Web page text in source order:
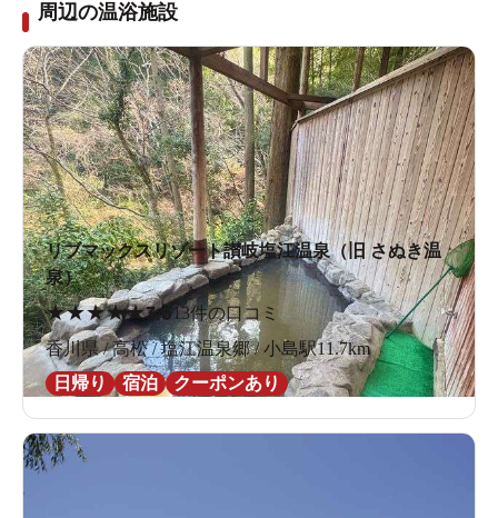
周辺の温浴施設
リブマックスリゾート讃岐塩江温泉（旧 さぬき温
泉）
★★★★★3.613件の口コミ
香川県 / 高松 / 塩江温泉郷 / 小島駅11.7km
日帰り
宿泊 クーポンあり